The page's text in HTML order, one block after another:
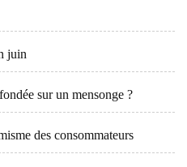
juin
sur un mensonge ?
des consommateurs